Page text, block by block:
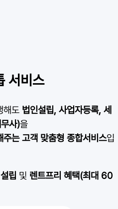
서비스
해도 법인설립, 사업자등록, 세
사)을
주는 고객 맞춤형 종합서비스입
립 및 렌트프리 혜택(최대 60